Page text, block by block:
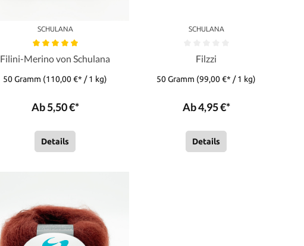
SCHULANA
Filini-Merino von Schulana
50 Gramm (110,00 €* / 1 kg)
Ab 5,50 €*
Details
SCHULANA
Filzzi
50 Gramm (99,00 €* / 1 kg)
Ab 4,95 €*
Details